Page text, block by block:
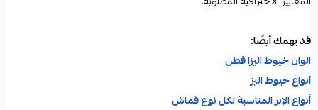
قد يهمك أيضًا:
الوان خيوط اليزا قطن
أنواع خيوط اليز
أنواع الإبر المناسبة لكل نوع قماش